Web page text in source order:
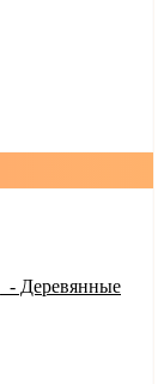
- Деревянные